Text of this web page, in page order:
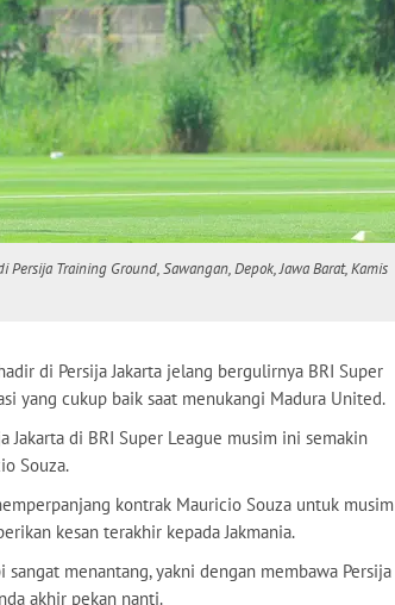
Training Ground, Sawangan, Depok, Jawa Barat, Kamis
di Persija Jakarta jelang bergulirnya BRI Super
yang cukup baik saat menukangi Madura United.
Jakarta di BRI Super League musim ini semakin
Souza.
kontrak Mauricio Souza untuk musim
kesan terakhir kepada Jakmania.
menantang, yakni dengan membawa Persija
akhir pekan nanti.